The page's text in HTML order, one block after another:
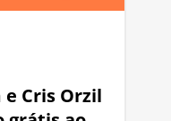
Cris Orzil